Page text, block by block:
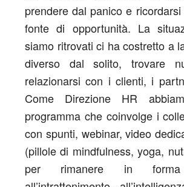
prendere dal panico e
fonte di opportunità. La
siamo ritrovati ci ha costretto a
diverso dal solito, trovare
relazionarsi con i clienti, i
Come Direzione HR
programma che coinvolge i
con spunti, webinar, video
(pillole di mindfulness, yoga,
per rimanere in